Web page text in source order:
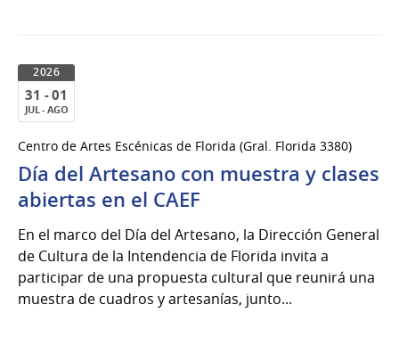
2026
31 - 01
JUL - AGO
al
01
de
del
2026
Centro de Artes Escénicas de Florida (Gral. Florida 3380)
Día del Artesano con muestra y clases
abiertas en el CAEF
En el marco del Día del Artesano, la Dirección General
de Cultura de la Intendencia de Florida invita a
participar de una propuesta cultural que reunirá una
muestra de cuadros y artesanías, junto...